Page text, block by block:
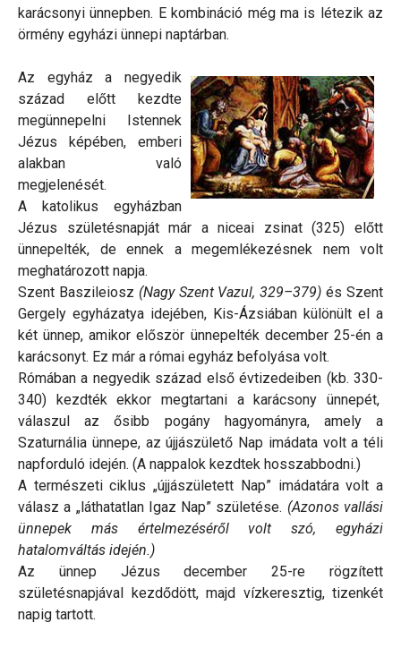
karácsonyi ünnepben. E kombináció még ma is létezik az
örmény egyházi ünnepi naptárban.
Az egyház a negyedik
század előtt kezdte
megünnepelni Istennek
Jézus képében, emberi
alakban való
megjelenését.
A katolikus egyházban
Jézus születésnapját már a niceai zsinat (325) előtt
ünnepelték, de ennek a megemlékezésnek nem volt
meghatározott napja.
Szent Baszileiosz (Nagy Szent Vazul, 329–379) és Szent
Gergely egyházatya idejében, Kis-Ázsiában különült el a
két ünnep, amikor először ünnepelték december 25-én a
karácsonyt. Ez már a római egyház befolyása volt.
Rómában a negyedik század első évtizedeiben (kb. 330-
340) kezdték ekkor megtartani a karácsony ünnepét,
válaszul az ősibb pogány hagyományra, amely a
Szaturnália ünnepe, az újjászülető Nap imádata volt a téli
napforduló idején. (A nappalok kezdtek hosszabbodni.)
A természeti ciklus „újjászületett Nap” imádatára volt a
válasz a „láthatatlan Igaz Nap” születése. (Azonos vallási
ünnepek más értelmezéséről volt szó, egyházi
hatalomváltás idején.)
Az ünnep Jézus december 25-re rögzített
születésnapjával kezdődött, majd vízkeresztig, tizenkét
napig tartott.